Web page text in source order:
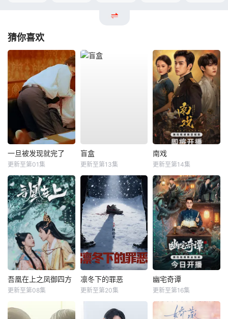
猜你喜欢
一旦被发现就完了
更新至第01集
盲盒
更新至第13集
南戏
更新至第14集
吾凰在上之凤御四方
更新至第08集
凛冬下的罪恶
更新至第20集
幽宅奇谭
更新至第16集